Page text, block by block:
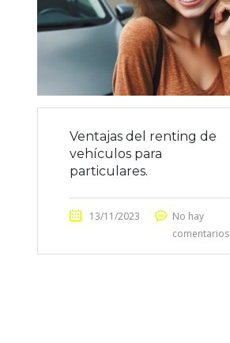
Ventajas del renting de
vehículos para
particulares.
13/11/2023
No hay
comentarios